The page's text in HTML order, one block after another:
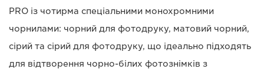
PRO із чотирма спеціальними монохромними
чорнилами: чорний для фотодруку, матовий чорний,
сірий та сірий для фотодруку, що ідеально підходять
для відтворення чорно-білих фотознімків з